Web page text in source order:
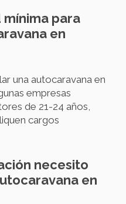
mínima para
en
una autocaravana en
empresas
de 21-24 años,
cargos
necesito
en